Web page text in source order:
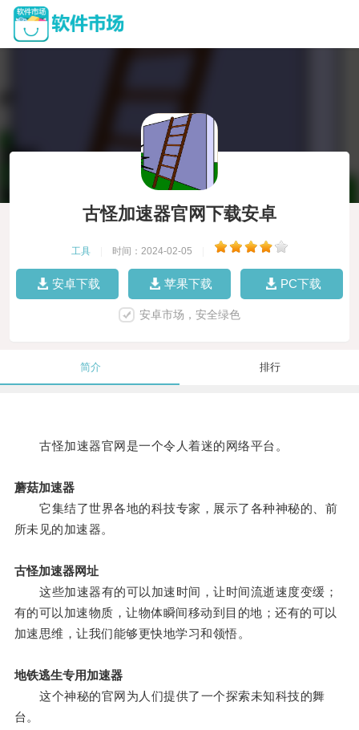
古怪加速器官网下载安卓
工具 时间：2024-02-05
安卓下载 苹果下载 PC下载
安卓市场，安全绿色
简介 排行
古怪加速器官网是一个令人着迷的网络平台。
蘑菇加速器
它集结了世界各地的科技专家，展示了各种神秘的、前
所未见的加速器。
古怪加速器网址
这些加速器有的可以加速时间，让时间流逝速度变缓；
有的可以加速物质，让物体瞬间移动到目的地；还有的可以
加速思维，让我们能够更快地学习和领悟。
地铁逃生专用加速器
这个神秘的官网为人们提供了一个探索未知科技的舞
台。